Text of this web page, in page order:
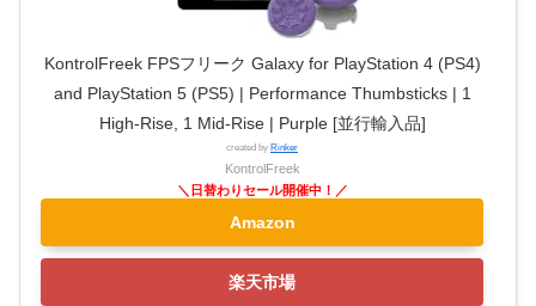
KontrolFreek FPSフリーク Galaxy for PlayStation 4 (PS4)
and PlayStation 5 (PS5) | Performance Thumbsticks | 1
High-Rise, 1 Mid-Rise | Purple [並行輸入品]
created by Rinker
KontrolFreek
Amazon
楽天市場